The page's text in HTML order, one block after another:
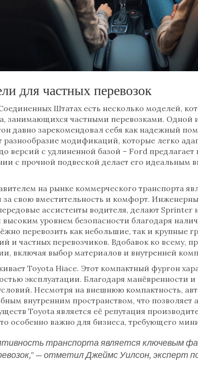
для частных перевозок
Штатах есть несколько моделей,
занимающихся частными перевозками. Одной
давно зарекомендовал себя как надежный
разнообразие модификаций, которые легко
версий с удлиненной базой – Ford
с прочной подвеской делает его идеальным
на рынке коммерческого транспорта
за свою вместительность и комфорт.
ассистенты водителя, делают Sprinter
уровнем безопасности благодаря
перевозить как небольшие, так и крупные
и частных перевозчиков. Вдобавок ко всему,
включая выбор материалов и внутренней
Toyota Hiace. Этот компактный фургон
эксплуатации. Благодаря манёвренности
Несмотря на внешнюю компактность,
внутренним пространством, что позволяет
Toyota является её репутация
особенно важно для бизнеса, требующего
транспорта является ключевым
— отметил Джеймс Уилсон, эксперт по